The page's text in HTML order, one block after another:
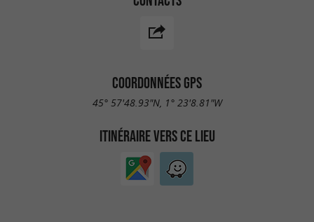
COORDONNÉES GPS
45° 57'48.93"N, 1° 23'8.81"W
ITINÉRAIRE VERS CE LIEU